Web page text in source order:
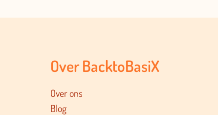
Over BacktoBasiX
Over ons
Blog